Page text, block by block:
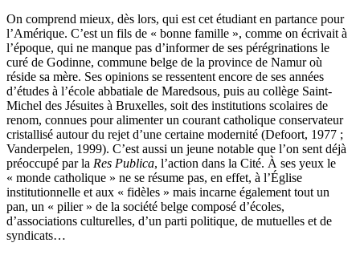
On comprend mieux, dès lors, qui est cet étudiant en partance pour
l’Amérique. C’est un fils de « bonne famille », comme on écrivait à
l’époque, qui ne manque pas d’informer de ses pérégrinations le
curé de Godinne, commune belge de la province de Namur où
réside sa mère. Ses opinions se ressentent encore de ses années
d’études à l’école abbatiale de Maredsous, puis au collège Saint-
Michel des Jésuites à Bruxelles, soit des institutions scolaires de
renom, connues pour alimenter un courant catholique conservateur
cristallisé autour du rejet d’une certaine modernité (Defoort, 1977 ;
Vanderpelen, 1999). C’est aussi un jeune notable que l’on sent déjà
préoccupé par la Res Publica, l’action dans la Cité. À ses yeux le
« monde catholique » ne se résume pas, en effet, à l’Église
institutionnelle et aux « fidèles » mais incarne également tout un
pan, un « pilier » de la société belge composé d’écoles,
d’associations culturelles, d’un parti politique, de mutuelles et de
syndicats…